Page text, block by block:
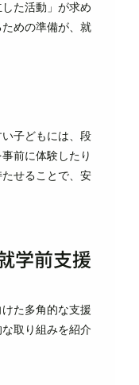
た活動」が求め
めの準備が、就
子どもには、段
前に体験したり
せることで、安
学前支援
た多角的な支援
取り組みを紹介